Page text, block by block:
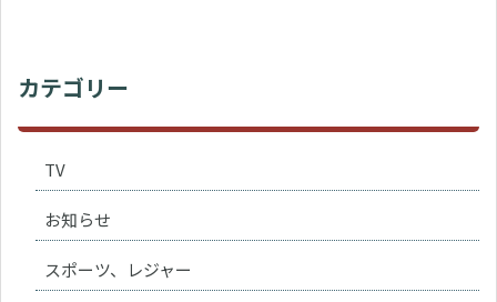
カテゴリー
TV
お知らせ
スポーツ、レジャー